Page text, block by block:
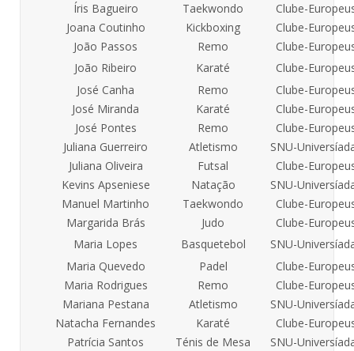
Íris Bagueiro
Taekwondo
Clube-
Joana Coutinho
Kickboxing
Clube-
João Passos
Remo
Clube-
João Ribeiro
Karaté
Clube-
José Canha
Remo
Clube-
José Miranda
Karaté
Clube-
José Pontes
Remo
Clube-
Juliana Guerreiro
Atletismo
SNU-
Juliana Oliveira
Futsal
Clube-
Kevins Apseniese
Natação
SNU-
Manuel Martinho
Taekwondo
Clube-
Margarida Brás
Judo
Clube-
Maria Lopes
Basquetebol
SNU-
Maria Quevedo
Padel
Clube-
Maria Rodrigues
Remo
Clube-
Mariana Pestana
Atletismo
SNU-
Natacha Fernandes
Karaté
Clube-
Patrícia Santos
Ténis de Mesa
SNU-